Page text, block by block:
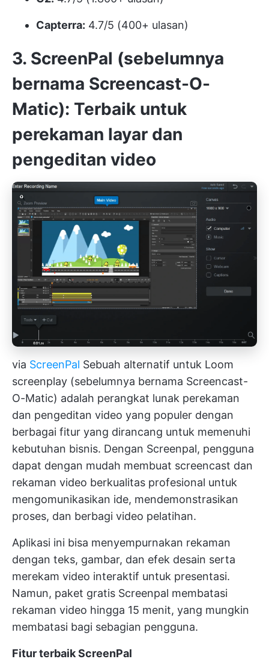
Capterra: 4.7/5 (400+ ulasan)
3. ScreenPal (sebelumnya
bernama Screencast-O-
Matic): Terbaik untuk
perekaman layar dan
pengeditan video
via ScreenPal Sebuah alternatif untuk Loom
screenplay (sebelumnya bernama Screencast-
O-Matic) adalah perangkat lunak perekaman
dan pengeditan video yang populer dengan
berbagai fitur yang dirancang untuk memenuhi
kebutuhan bisnis. Dengan Screenpal, pengguna
dapat dengan mudah membuat screencast dan
rekaman video berkualitas profesional untuk
mengomunikasikan ide, mendemonstrasikan
proses, dan berbagi video pelatihan.
Aplikasi ini bisa menyempurnakan rekaman
dengan teks, gambar, dan efek desain serta
merekam video interaktif untuk presentasi.
Namun, paket gratis Screenpal membatasi
rekaman video hingga 15 menit, yang mungkin
membatasi bagi sebagian pengguna.
Fitur terbaik ScreenPal